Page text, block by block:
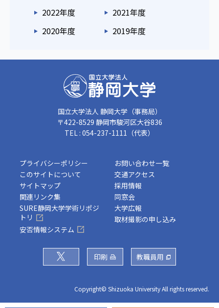
2022年度
2021年度
2020年度
2019年度
国立大学法人 静岡大学（事務局）
〒422-8529 静岡市駿河区大谷836
TEL : 054-237-1111（代表）
プライバシーポリシー
このサイトについて
サイトマップ
関連リンク集
お問い合わせ一覧
交通アクセス
採用情報
同窓会
SURE静岡大学学術リポジ
トリ
安否情報システム
大学広報
取材撮影の申し込み
印刷 教職員用
Copyright© Shizuoka University All rights reserved.